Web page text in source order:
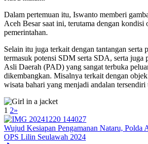
Dalam pertemuan itu, Iswanto memberi
Aceh Besar saat ini, terutama dengan kondisi
pemerintahan.
Selain itu juga terkait dengan tantangan serta
termasuk potensi SDM serta SDA, serta juga
Asli Daerah (PAD) yang sangat terbuka
dikembangkan. Misalnya terkait dengan
wisata bahari yang menjadi andalan
1 2»
Wujud Kesiapan Pengamanan Nataru, Polda
OPS Lilin Seulawah 2024